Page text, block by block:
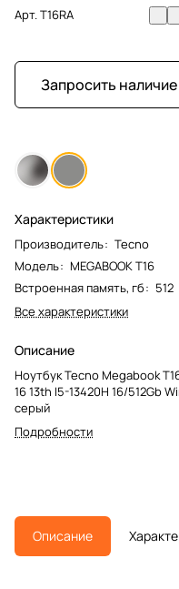
Арт.T16RA
Запросить наличие
Характеристики
Производитель: Tecno
Модель: MEGABOOK T16
Встроенная память, гб: 512
Все характеристики
Описание
Ноутбук Tecno Megabook
16 13th I5-13420H 16/512Gb
серый
Подробности
Описание